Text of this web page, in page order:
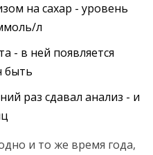
на сахар - уровень
л
- в ней появляется
быть
раз сдавал анализ - и
и то же время года,